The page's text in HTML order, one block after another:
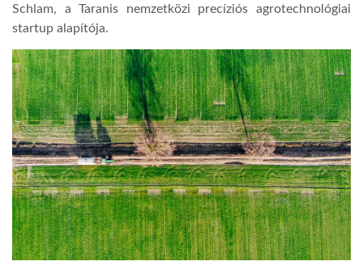
Schlam, a Taranis nemzetközi precíziós agrotechnológiai
startup alapítója.